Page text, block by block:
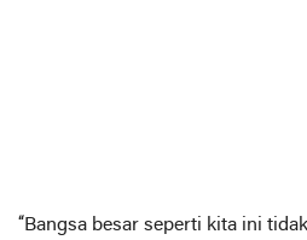
“Bangsa besar seperti kita ini